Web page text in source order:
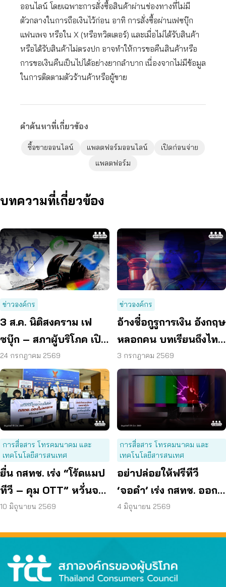
ออนไลน์ โดยเฉพาะการสั่งซื้อสินค้าผ่านช่องทางที่ไม่มี
ตัวกลางในการถือเงินไว้ก่อน อาทิ การสั่งซื้อผ่านเฟซบุ๊ก
แฟนเพจ หรือใน X (หรือทวิตเตอร์) และเมื่อไม่ได้รับสินค้า
หรือได้รับสินค้าไม่ตรงปก อาจทำให้การขอคืนสินค้าหรือ
การขอเงินคืนเป็นไปได้อย่างยากลำบาก เนื่องจากไม่มีข้อมูล
ในการติดตามตัวร้านค้าหรือผู้ขาย
คำค้นหาที่เกี่ยวข้อง
ซื้อขายออนไลน์ แพลตฟอร์มออนไลน์
เปิดก่อนจ่าย
แพลตฟอร์ม
บทความที่เกี่ยวข้อง
ข่าวองค์กร
3 ส.ค. นิติสงคราม เฟ
ซบุ๊ก – สภาผู้บริโภค เปิด
เส้นทางต่อสู้ระดับโลก
24 กรกฎาคม 2569
ข่าวองค์กร
อ้างชื่อกูรูการเงิน อังกฤษ
หลอกคน บทเรียนถึงไทย
ฟ้องแพลตฟอร์ม –
ธนาคาร
3 กรกฎาคม 2569
การสื่อสาร โทรคมนาคม และ
เทคโนโลยีสารสนเทศ
ยื่น กสทช. เร่ง “โร้ดแมป
ทีวี – คุม OTT” หวั่นจอ
ดับ ซ้ำเติมกลุ่มเปราะบาง
10 มิถุนายน 2569
การสื่อสาร โทรคมนาคม และ
เทคโนโลยีสารสนเทศ
อย่าปล่อยให้ฟรีทีวี
‘จอดำ’ เร่ง กสทช. ออก
แผนแม่บททีวีดิจิทัล
ลุกลาม
4 มิถุนายน 2569